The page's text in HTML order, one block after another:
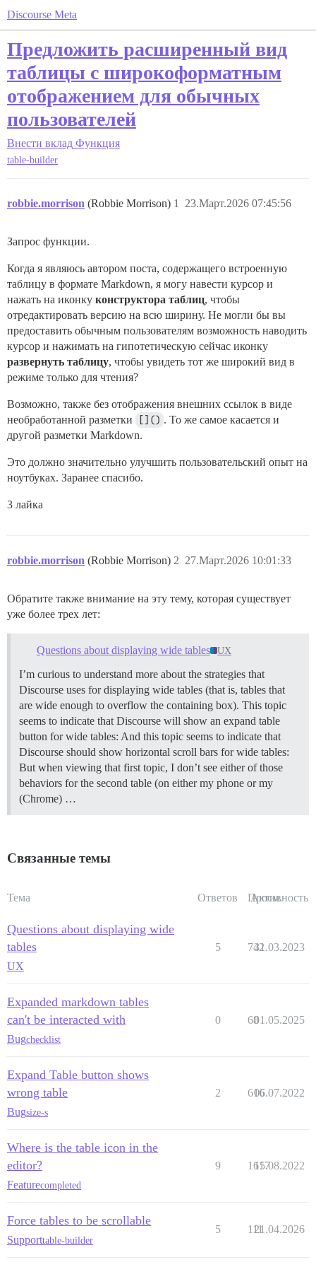
Discourse Meta
Предложить расширенный вид
таблицы с широкоформатным
отображением для обычных
пользователей
Внести вклад Функция
table-builder
robbie.morrison (Robbie Morrison) 23.Март.2026 07:45:56
1
Запрос функции.
Когда я являюсь автором поста, содержащего встроенную
таблицу в формате Markdown, я могу навести курсор и
нажать на иконку конструктора таблиц, чтобы
отредактировать версию на всю ширину. Не могли бы вы
предоставить обычным пользователям возможность наводить
курсор и нажимать на гипотетическую сейчас иконку
развернуть таблицу, чтобы увидеть тот же широкий вид в
режиме только для чтения?
Возможно, также без отображения внешних ссылок в виде
необработанной разметки
[]() . То же самое касается и
другой разметки Markdown.
Это должно значительно улучшить пользовательский опыт на
ноутбуках. Заранее спасибо.
3 лайка
robbie.morrison (Robbie Morrison) 27.Март.2026 10:01:33
2
Обратите также внимание на эту тему, которая существует
уже более трех лет:
Questions about displaying wide tables UX
I’m curious to understand more about the strategies that
Discourse uses for displaying wide tables (that is, tables that
are wide enough to overflow the containing box). This topic
seems to indicate that Discourse will show an expand table
button for wide tables: And this topic seems to indicate that
Discourse should show horizontal scroll bars for wide tables:
But when viewing that first topic, I don’t see either of those
behaviors for the second table (on either my phone or my
(Chrome) …
Связанные темы
Тема Ответов Просм.
Активность
Questions about displaying wide
tables
UX
5 742
31.03.2023
Expanded markdown tables
can't be interacted with
Bugchecklist
0 6801.05.2025
Expand Table button shows
wrong table
Bugsize-s
2 616
06.07.2022
Where is the table icon in the
editor?
Featurecompleted
9 1617
15.08.2022
Force tables to be scrollable
Supporttable-builder
5 111
21.04.2026